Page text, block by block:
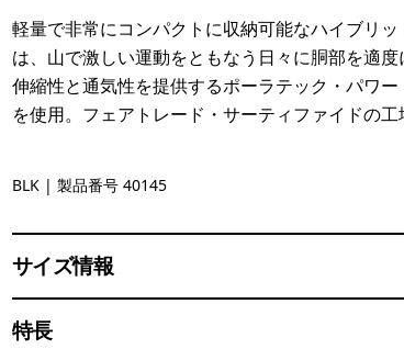
軽量で非常にコンパクトに収納可能なハイブリッ
は、山で激しい運動をともなう日々に胴部を適
伸縮性と通気性を提供するポーラテック・パワ
を使用。フェアトレード・サーティファイドの工
Black
BLK | 製品番号 40145
サイズ情報
特長